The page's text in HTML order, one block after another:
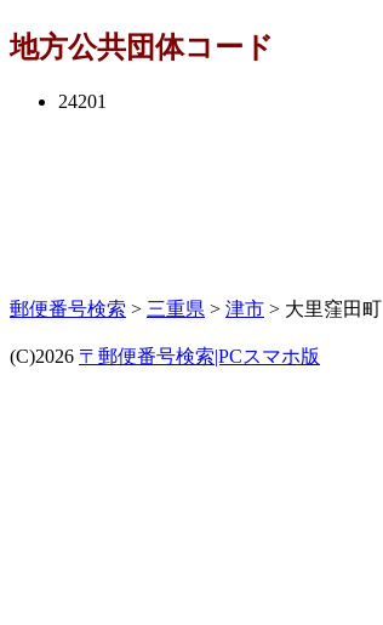
地方公共団体コード
24201
郵便番号検索 > 三重県 > 津市 > 大里窪田町
(C)2026 〒郵便番号検索|PCスマホ版